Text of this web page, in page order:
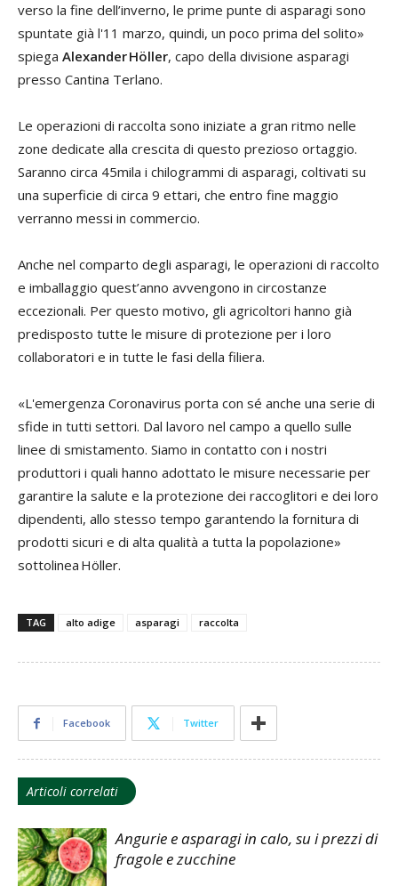
verso la fine dell’inverno, le prime punte di asparagi sono
spuntate già l'11 marzo, quindi, un poco prima del solito»
spiega Alexander Höller, capo della divisione asparagi
presso Cantina Terlano.
Le operazioni di raccolta sono iniziate a gran ritmo nelle
zone dedicate alla crescita di questo prezioso ortaggio.
Saranno circa 45mila i chilogrammi di asparagi, coltivati su
una superficie di circa 9 ettari, che entro fine maggio
verranno messi in commercio.
Anche nel comparto degli asparagi, le operazioni di raccolto
e imballaggio quest’anno avvengono in circostanze
eccezionali. Per questo motivo, gli agricoltori hanno già
predisposto tutte le misure di protezione per i loro
collaboratori e in tutte le fasi della filiera.
«L'emergenza Coronavirus porta con sé anche una serie di
sfide in tutti settori. Dal lavoro nel campo a quello sulle
linee di smistamento. Siamo in contatto con i nostri
produttori i quali hanno adottato le misure necessarie per
garantire la salute e la protezione dei raccoglitori e dei loro
dipendenti, allo stesso tempo garantendo la fornitura di
prodotti sicuri e di alta qualità a tutta la popolazione»
sottolinea Höller.
TAG alto adige asparagi raccolta
Facebook Twitter
Articoli correlati
Angurie e asparagi in calo, su i prezzi di
fragole e zucchine